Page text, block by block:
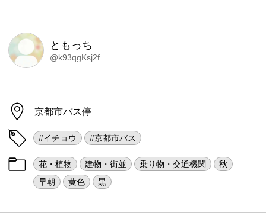
ともっち
@k93qgKsj2f
京都市バス停
#イチョウ #京都市バス
花・植物 建物・街並 乗り物・交通機関
秋
早朝
黄色 黒